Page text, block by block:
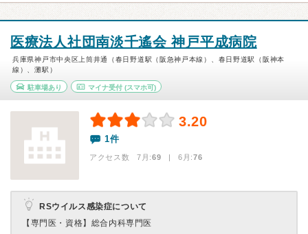
医療法人社団南淡千遙会 神戸平成病院
兵庫県神戸市中央区上筒井通（春日野道駅（阪急神戸本線）、春日野道駅（阪神本
線）、灘駅）
駐車場あり マイナ受付(スマホ可)
3.20
1件
アクセス数 7月:69 | 6月:76
RSウイルス感染症について
【専門医・資格】 総合内科専門医